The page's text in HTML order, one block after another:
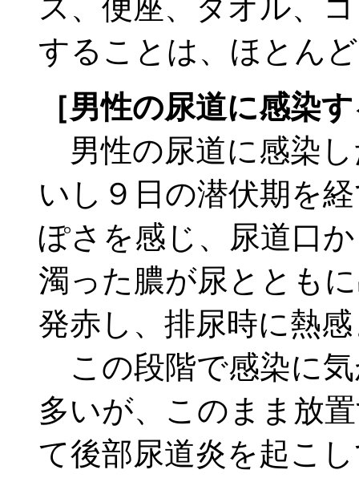
ス、便座、タオル、
することは、ほとん
［男性の尿道に感染
男性の尿道に感染し
いし９日の潜伏期を
ぽさを感じ、尿道口
濁った膿が尿ととも
発赤し、排尿時に熱
この段階で感染に
多いが、このまま放
て後部尿道炎を起こ